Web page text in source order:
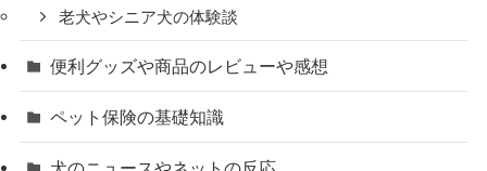
老犬やシニア犬の体験談
便利グッズや商品のレビューや感想
ペット保険の基礎知識